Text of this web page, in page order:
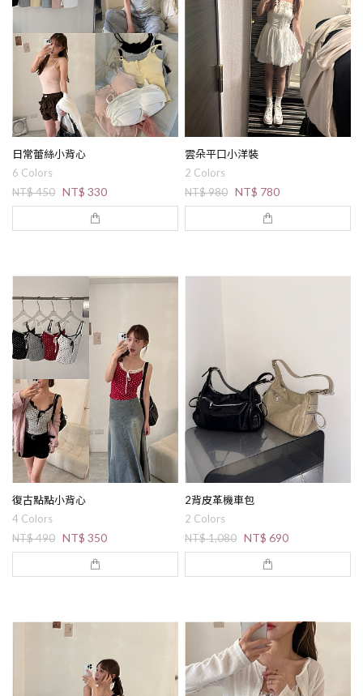
日常蕾絲小背心
6 Colors
NT$ 450 NT$ 330
雲朵平口小洋裝
2 Colors
NT$ 980 NT$ 780
復古點點小背心
4 Colors
NT$ 490 NT$ 350
2背皮革機車包
2 Colors
NT$ 1,080 NT$ 690